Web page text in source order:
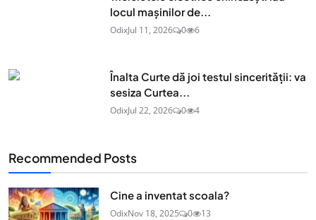
locul mașinilor de...
OdixJul 11, 2026 0 6
Înalta Curte dă joi testul sincerității: va
sesiza Curtea...
OdixJul 22, 2026 0 4
Recommended Posts
Cine a inventat scoala?
OdixNov 18, 2025 0 13